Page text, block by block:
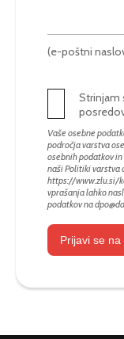
(e-poštni
Strinjam
Vaše osebne
področja varstva
osebnih podatkov
naši Politiki varstva
https://www.zlu.si/
vprašanja lahko
podatkov na
Prijavi se na